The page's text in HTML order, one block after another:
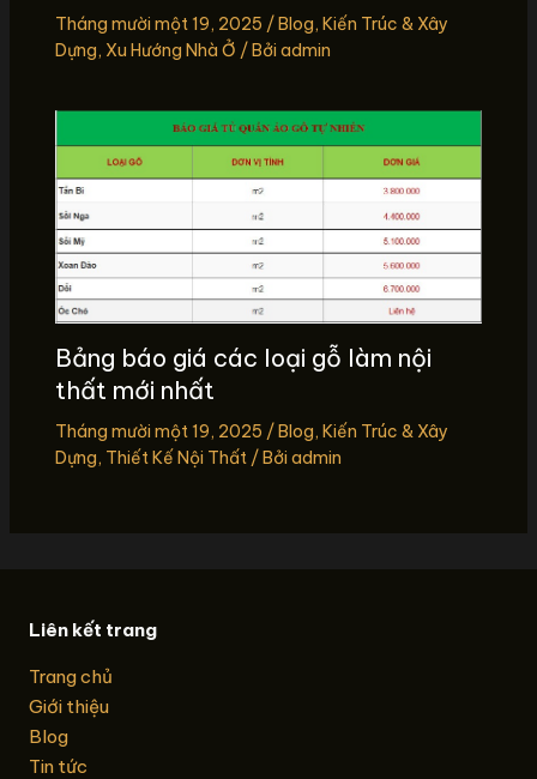
Tháng mười một 19, 2025 /Blog, Kiến Trúc & Xây
Dựng, Xu Hướng Nhà Ở / Bởi admin
Bảng báo giá các loại gỗ làm nội
thất mới nhất
Tháng mười một 19, 2025 /Blog, Kiến Trúc & Xây
Dựng, Thiết Kế Nội Thất/ Bởi admin
Liên kết trang
Trang chủ
Giới thiệu
Blog
Tin tức